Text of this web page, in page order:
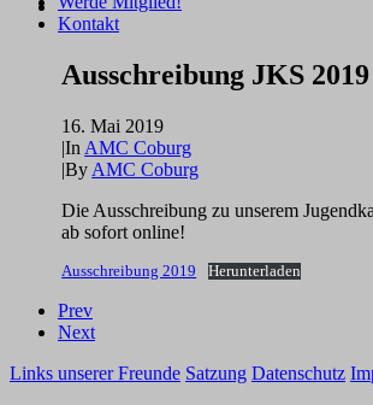
Kontakt
Ausschreibung JKS 2019
16. Mai 2019
|In AMC Coburg
|By AMC Coburg
Die Ausschreibung zu unserem
ab sofort online!
Ausschreibung 2019 Herunterladen
Prev
Next
Links unserer Freunde Satzung Datenschutz